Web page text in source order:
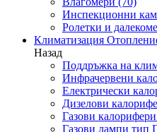
Инспекционни
Ролетки и
Климатизация
Назад
Поддръжка на
Инфрачервени
Електрически
Дизелови
Газови
Газови лампи тип